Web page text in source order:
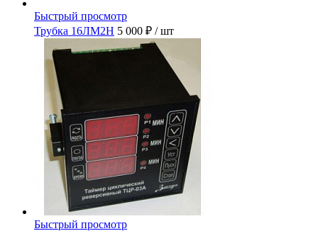
Быстрый просмотр
Трубка 16ЛМ2Н 5 000 ₽ / шт
Быстрый просмотр